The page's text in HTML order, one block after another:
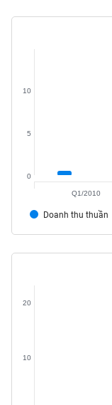
Doanh thu thuần
0
5
10
Q1/2010
10
20
LƯỢNG